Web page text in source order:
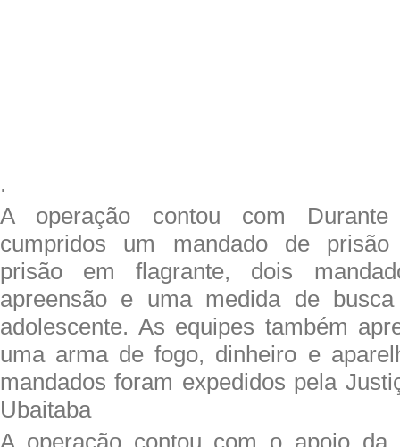
.
A operação contou com
cumpridos um mandado de prisão
prisão em flagrante, dois
apreensão e uma medida de
adolescente. As equipes também
uma arma de fogo, dinheiro e
mandados foram expedidos pela
Ubaitaba
A operação contou com o apoio da